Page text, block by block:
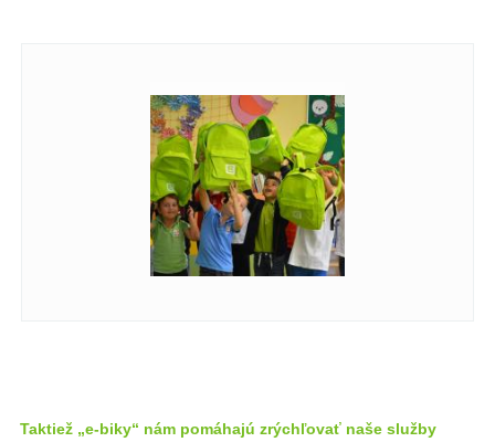
Taktiež „e-biky“ nám pomáhajú zrýchľovať naše služby